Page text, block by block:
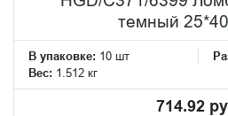
темный
В упаковке: 10 шт
Вес: 1.512 кг
714.92